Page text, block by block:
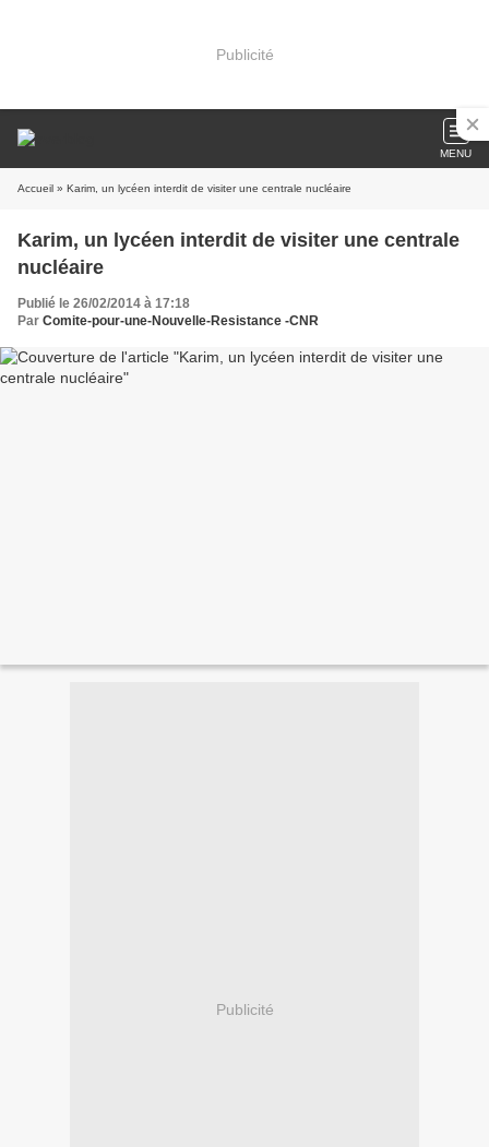
Publicité
MENU
Accueil » Karim, un lycéen interdit de visiter une centrale nucléaire
Karim, un lycéen interdit de visiter une centrale
nucléaire
Publié le 26/02/2014 à 17:18
Par Comite-pour-une-Nouvelle-Resistance -CNR
Publicité